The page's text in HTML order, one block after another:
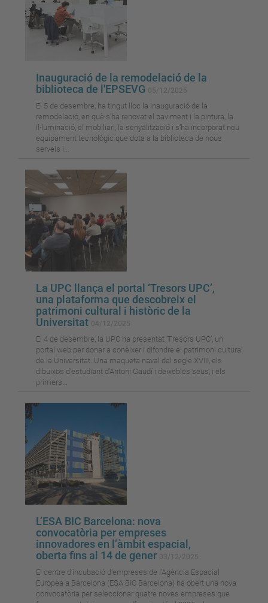
Inauguració de la remodelació de la
biblioteca de l'EPSEVG
El 5 de desembre, ha tingut lloc la inauguració de la
remodelació, en què s'ha renovat el paviment i la pintura, la
il·luminació, el mobiliari, la senyalització i s'ha incorporat nou
equipament tecnològic que dota a la biblioteca de nous
serveis i...
La UPC llança el portal ‘Tresors UPC’,
una plataforma que descobreix el
patrimoni cultural i històric de la
Universitat
El 4 de desembre, la UPC ha presentat ‘Tresors UPC’, un
portal web per donar a conèixer i difondre el patrimoni cultural
de la Universitat. Una maqueta naval del segle XVIII, els
dibuixos d’estudiant d’Antoni Gaudí i deixebles seus, i els
primers...
L’ESA BIC Barcelona: nova
convocatòria per empreses
innovadores en l’àmbit espacial,
oberta fins al 14 de gener
El centre d’incubació d’empreses de l’Agència Espacial
Europea a Barcelona (ESA BIC Barcelona) ha obert una nova
convocatòria per seleccionar quatre noves empreses que